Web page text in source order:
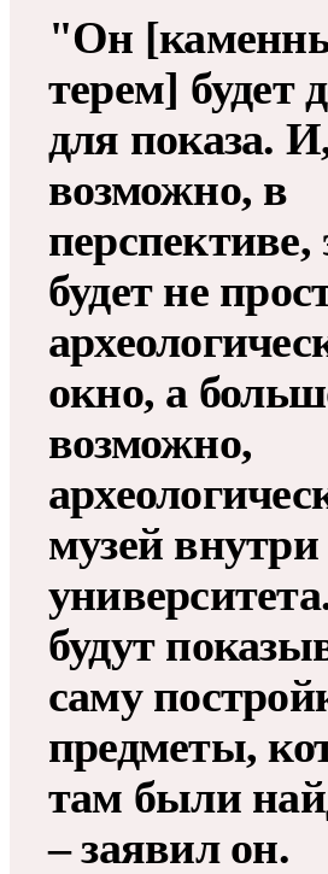
"Он
терем] будет
для показа.
возможно, в
перспективе,
будет не
окно, а
возможно,
музей внутри
будут
саму
предметы,
там были
– заявил он.